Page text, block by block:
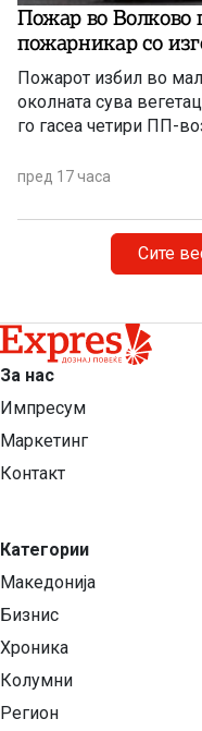
Пожар во Волково
пожарникар со
Пожарот избил во мал
околната сува
го гасеа четири ПП-
пред 17 часа
Сите
За нас
Импресум
Маркетинг
Контакт
Категории
Македонија
Бизнис
Хроника
Колумни
Регион